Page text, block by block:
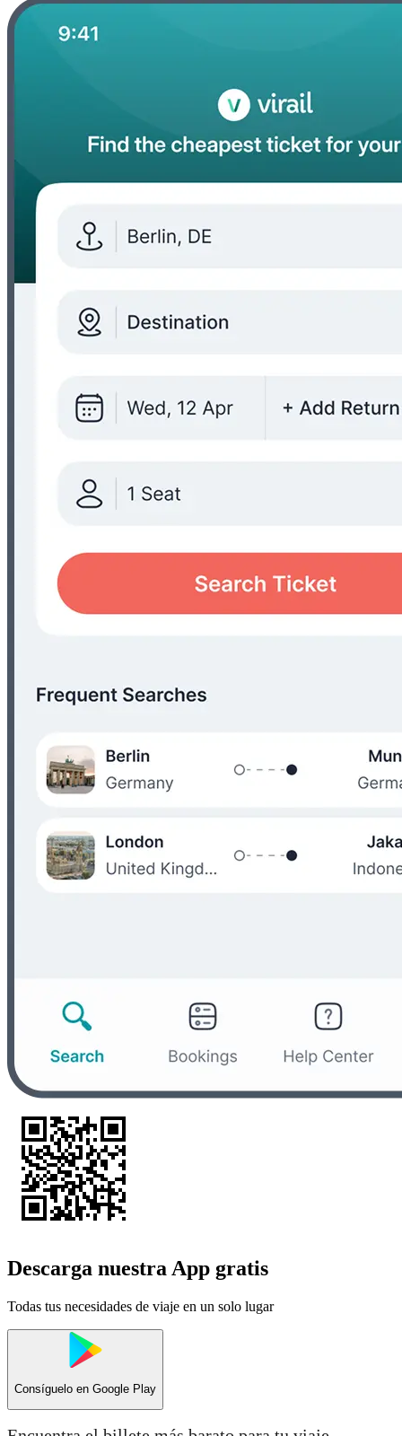
Descarga nuestra App gratis
Todas tus necesidades de viaje en un solo lugar
Consíguelo en Google Play